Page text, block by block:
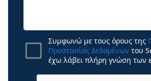
Συμφωνώ με τους όρους της
Προστασίας Δεδομένων του
έχω λάβει πλήρη γνώση των